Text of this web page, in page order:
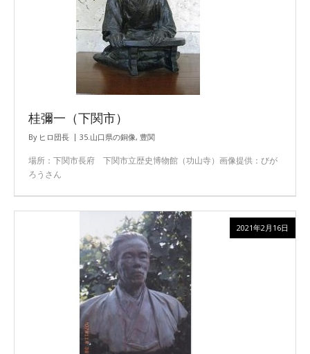
桂彌一（下関市）
By ヒロ団長 35.山口県の銅像, 豊関
場所：下関市長府 下関市立歴史博物館（功山寺）画像提供：びが
ろうさん
2021年2月16日